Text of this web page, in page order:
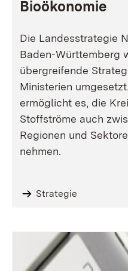
Bioökonomie
Die Landesstrategie
Baden-Württemberg
übergreifende
Ministerien
ermöglicht es, die
Stoffströme auch
Regionen und
nehmen.
Strategie